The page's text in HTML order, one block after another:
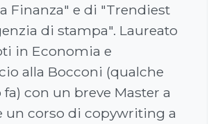
Finanza" e di "Trendiest
di stampa". Laureato
in Economia e
alla Bocconi (qualche
con un breve Master a
un corso di copywriting a